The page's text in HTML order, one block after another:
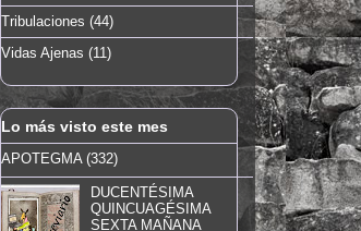
Tribulaciones (44)
Vidas Ajenas (11)
Lo más visto este mes
APOTEGMA (332)
DUCENTÉSIMA
QUINCUAGÉSIMA
SEXTA MAÑANA